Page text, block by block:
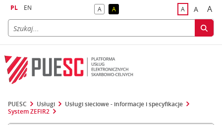
PL EN Akontrast domyślny
Akontrast żółty tekst na czarnym tle
Adomyślna
A A
PUESC Usługi
Usługi sieciowe - informacje i specyfikacje
System ZEFIR2